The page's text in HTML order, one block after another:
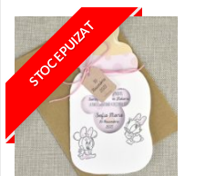
STOC EPUIZAT